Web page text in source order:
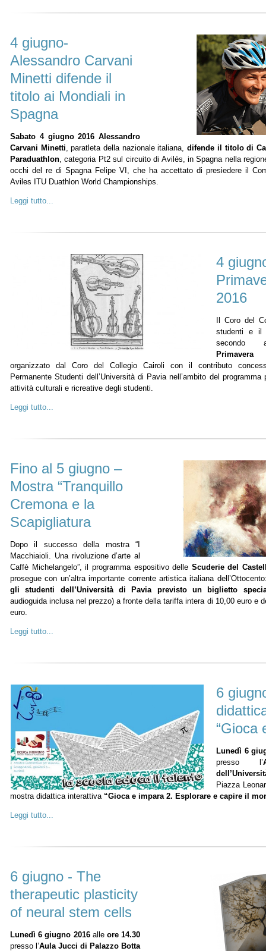
4 giugno-
Alessandro Carvani
Minetti difende il
titolo ai Mondiali in
Spagna
Sabato 4 giugno 2016 Alessandro
Carvani Minetti, paratleta della nazionale italiana,difende il titolo di
Paraduathlon, categoria Pt2 sul circuito di Avilés, in Spagna nella
occhi del re di Spagna Felipe VI, che ha accettato di presiedere il
Aviles ITU Duathlon World Championships.
Leggi tutto...
4
2016
Il Coro del
studenti e il
secondo
organizzato dal Coro del Collegio Cairoli con il contributo
Permanente Studenti dell’Università di Pavia nell’ambito del
attività culturali e ricreative degli studenti.
Leggi tutto...
Fino al 5 giugno –
Mostra “Tranquillo
Cremona e la
Scapigliatura
Dopo il successo della mostra “I
Macchiaioli. Una rivoluzione d’arte al
Caffè Michelangelo”, il programma espositivo delle Scuderie del
prosegue con un’altra importante corrente artistica italiana
gli studenti dell’Università di Pavia previsto un biglietto
audioguida inclusa nel prezzo) a fronte della tariffa intera di 10,00 euro e
euro.
Leggi tutto...
6
“Gioca
Lunedì 6
presso l’
Piazza
mostra didattica interattiva “Gioca e impara 2. Esplorare e capire il
Leggi tutto...
6 giugno - The
therapeutic plasticity
of neural stem cells
Lunedì 6 giugno 2016alle ore 14.30
presso l’Aula Jucci di Palazzo Botta